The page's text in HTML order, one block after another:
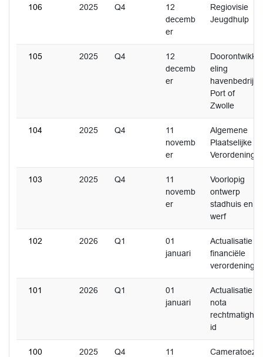
106 2025 Q4
12
decemb
er
Regiovisie
Jeugdhulp
105 2025 Q4
12
decemb
er
Doorontwikk
eling
havenbedrijf
Port of
Zwolle
104 2025 Q4
11
novemb
er
Algemene
Plaatselijke
Verordening
103 2025 Q4
11
novemb
er
Voorlopig
ontwerp
stadhuis en
werf
102 2026 Q1
01
januari
Actualisatie
financiële
verordening
101 2026 Q1
01
januari
Actualisatie
nota
rechtmatighe
id
100 2025 Q4
11
Cameratoezi